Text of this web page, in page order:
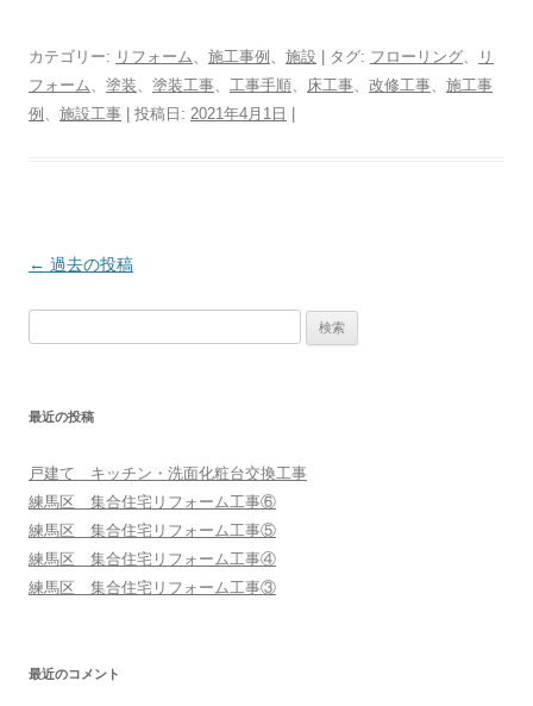
カテゴリー: リフォーム、 施工事例 、 施設 | タグ: フローリング、
リ
フォーム、 塗装、 塗装工事、 工事手順、 床工事、 改修工事、 施工事
例 、 施設工事 | 投稿日: 2021年4月1日
投
シ
ョ
ン
← 過去の投稿
最近の投稿
戸建て キッチン・洗面化粧台交換工事
練馬区 集合住宅リフォーム工事⑥
練馬区 集合住宅リフォーム工事⑤
練馬区 集合住宅リフォーム工事④
練馬区 集合住宅リフォーム工事③
最近のコメント